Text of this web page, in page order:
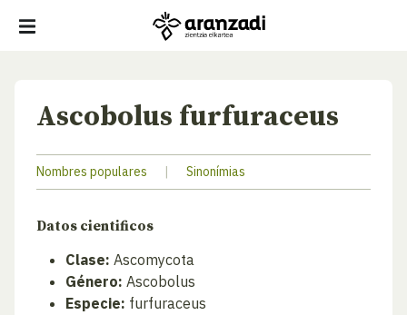
Ascobolus furfuraceus
Nombres populares | Sinonímias
Datos cientificos
Clase: Ascomycota
Género: Ascobolus
Especie: furfuraceus